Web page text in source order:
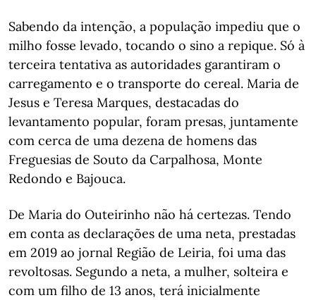
Sabendo da intenção, a população impediu que o
milho fosse levado, tocando o sino a repique. Só à
terceira tentativa as autoridades garantiram o
carregamento e o transporte do cereal. Maria de
Jesus e Teresa Marques, destacadas do
levantamento popular, foram presas, juntamente
com cerca de uma dezena de homens das
Freguesias de Souto da Carpalhosa, Monte
Redondo e Bajouca.
De Maria do Outeirinho não há certezas. Tendo
em conta as declarações de uma neta, prestadas
em 2019 ao jornal Região de Leiria, foi uma das
revoltosas. Segundo a neta, a mulher, solteira e
com um filho de 13 anos, terá inicialmente